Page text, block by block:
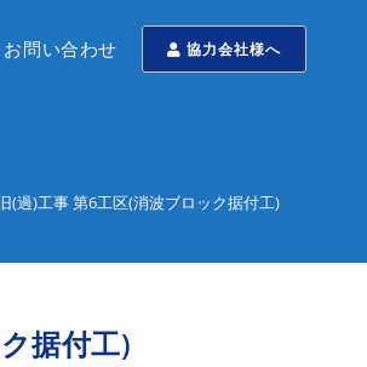
協力会社様へ
お問い合わせ
(過)工事 第6工区(消波ブロック据付工)
据付工)